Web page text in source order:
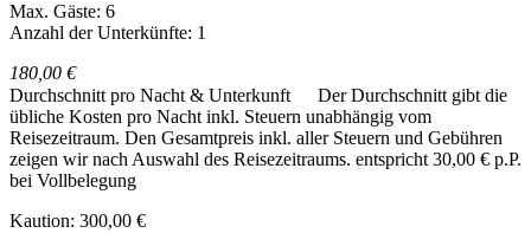
Max. Gäste: 6
Anzahl der Unterkünfte: 1
180,00 €
Durchschnitt pro Nacht & Unterkunft
Der Durchschnitt gibt die
übliche Kosten pro Nacht inkl. Steuern unabhängig vom
Reisezeitraum. Den Gesamtpreis inkl. aller Steuern und Gebühren
zeigen wir nach Auswahl des Reisezeitraums. entspricht 30,00 € p.P.
bei Vollbelegung
Kaution: 300,00 €